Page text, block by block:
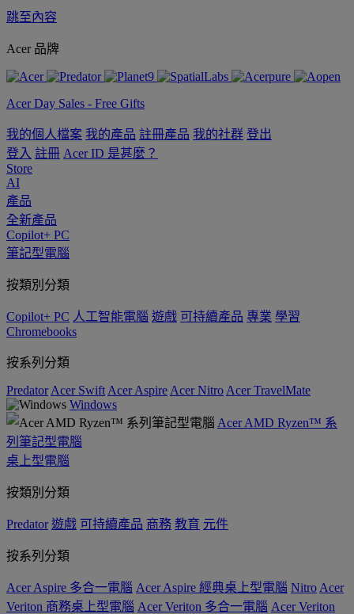
跳至內容
Acer 品牌
Acer Day Sales - Free Gifts
我的個人檔案 我的產品 註冊產品 我的社群 登出
登入 註冊 Acer ID 是甚麼？
Store
AI
產品
全新產品
Copilot+ PC
筆記型電腦
按類別分類
Copilot+ PC 人工智能電腦 遊戲 可持續產品 專業 學習
Chromebooks
按系列分類
Predator Acer Swift Acer Aspire Acer Nitro Acer TravelMate
Windows
Acer AMD Ryzen™ 系
列筆記型電腦
桌上型電腦
按類別分類
Predator 遊戲 可持續產品 商務 教育 元件
按系列分類
Acer Aspire 多合一電腦 Acer Aspire 經典桌上型電腦 Nitro Acer
Veriton 商務桌上型電腦 Acer Veriton 多合一電腦 Acer Veriton